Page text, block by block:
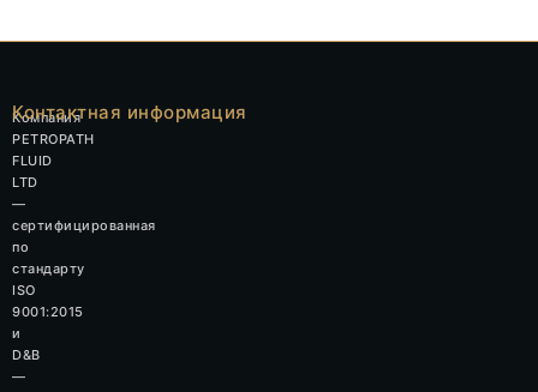
Компания
PETROPATH
FLUID
LTD
—
сертифицированная
по
стандарту
ISO
9001:2015
и
D&B
—
Контактная информация